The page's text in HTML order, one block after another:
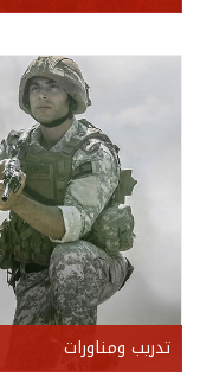
تدريب ومناورات